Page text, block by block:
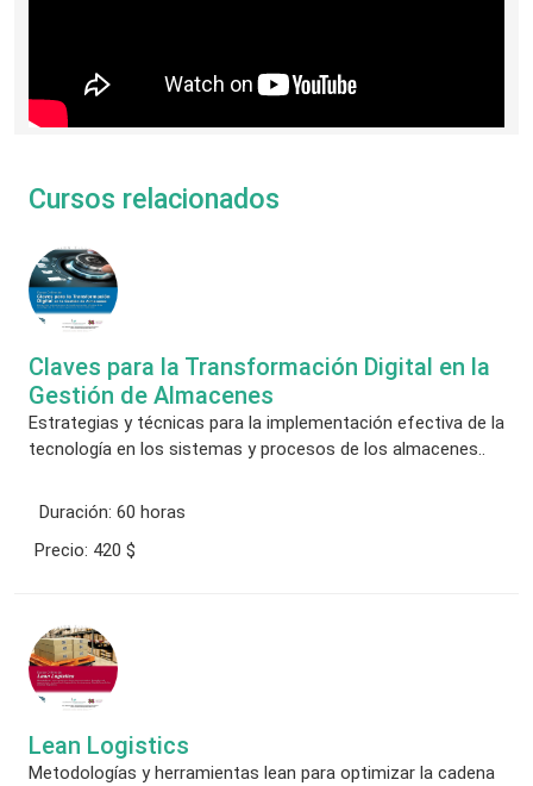
Cursos relacionados
Claves para la Transformación Digital en la
Gestión de Almacenes
Estrategias y técnicas para la implementación efectiva de la
tecnología en los sistemas y procesos de los almacenes..
Duración: 60 horas
Precio: 420 $
Lean Logistics
Metodologías y herramientas lean para optimizar la cadena